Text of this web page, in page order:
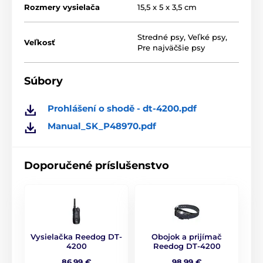
přijímač
Pevný a kvalitní obojek vyrobený z plastu
Indikace nízkého stavu baterie
Typ korekcie
funkciami zvuku, vibrácie a kontinuálny
a momentálny impulz v 99 úrovniach
Dosah obojku
Reedog DT-4200 vám pomôže trénovať
Rozmery vysielača 15,5 x 5 x 3,5 cm
Veľkosť
Stredné psy, Veľké psy,
Pre najväčšie psy
Súbory
Prohlášení o shodě - dt-4200.pdf
Manual_SK_P48970.pdf
Doporučené príslušenstvo
Vysielačka Reedog DT-
4200
Obojok a prijímač
Reedog DT-4200